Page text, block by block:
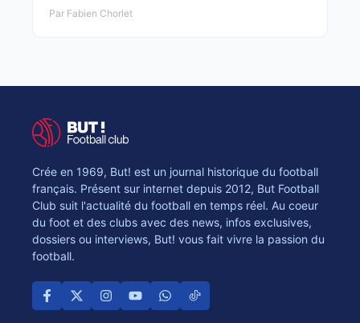
Par Fabien Chorlet
Crée en 1969, But! est un journal historique du football
français. Présent sur internet depuis 2012, But Football
Club suit l'actualité du football en temps réel. Au coeur
du foot et des clubs avec des news, infos exclusives,
dossiers ou interviews, But! vous fait vivre la passion du
football.